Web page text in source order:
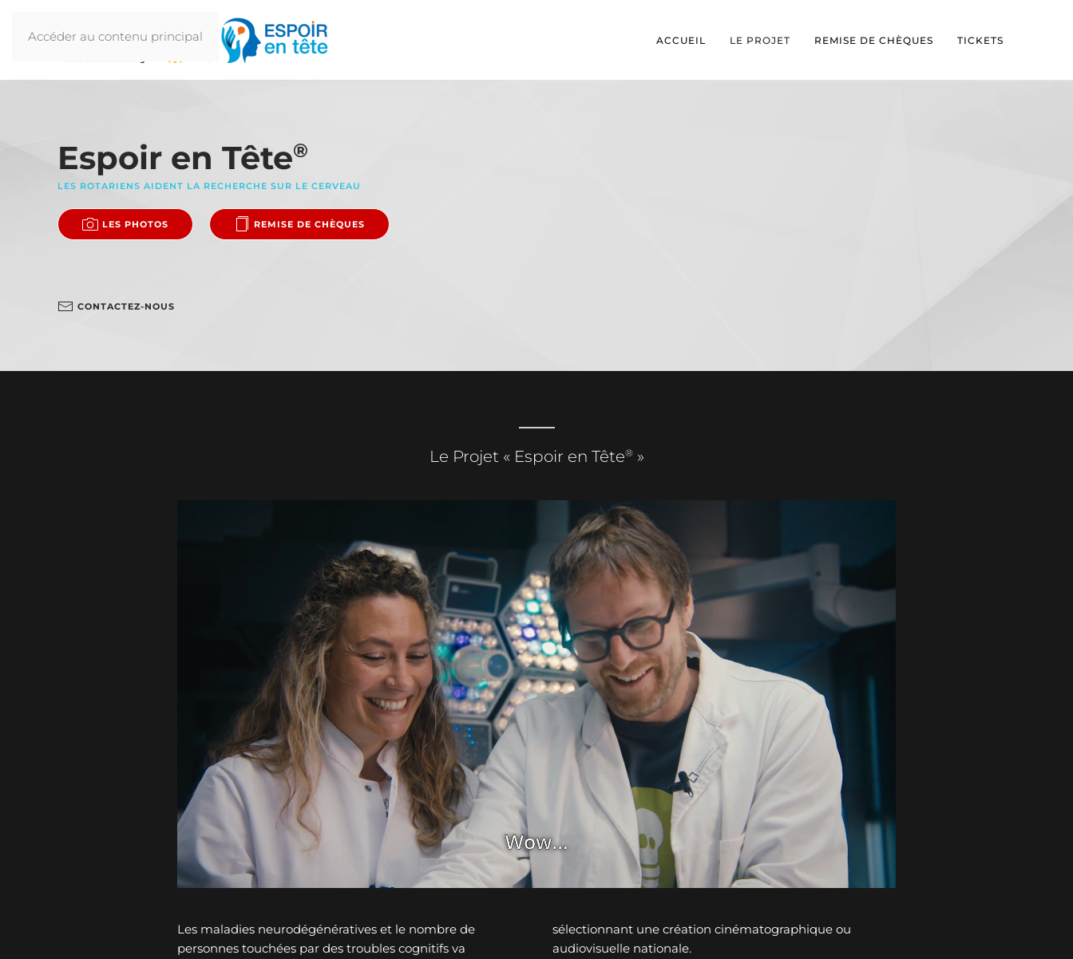
Accéder au contenu principal ACCUEIL LE PROJET REMISE DE CHÈQUES TICKETS
Espoir en Tête®
LES ROTARIENS AIDENT LA RECHERCHE SUR LE CERVEAU
LES PHOTOS REMISE DE CHÈQUES
CONTACTEZ-NOUS
Le Projet « Espoir en Tête® »
Les maladies neurodégénératives et le nombre de
personnes touchées par des troubles cognitifs va
sélectionnant une création cinématographique ou
audiovisuelle nationale.